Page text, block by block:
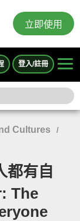
立即使用
登入/註冊
Cultures /
都有自
The